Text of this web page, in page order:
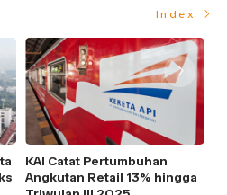
Index
KAI Catat Pertumbuhan
Angkutan Retail 13% hingga